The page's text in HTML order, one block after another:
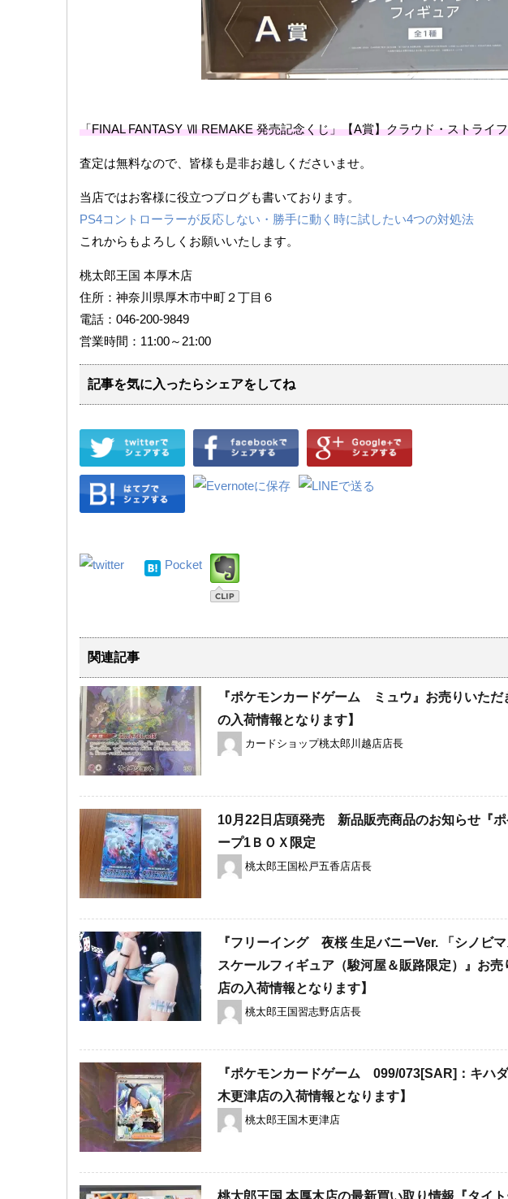
「FINAL FANTASY Ⅶ REMAKE 発売記念くじ」【A賞】クラウド・ストライ
査定は無料なので、皆様も是非お越しくださいませ。
当店ではお客様に役立つブログも書いております。
PS4コントローラーが反応しない・勝手に動く時に試したい4つの対処法
これからもよろしくお願いいたします。
桃太郎王国 本厚木店
住所：神奈川県厚木市中町２丁目６
電話：046-200-9849
営業時間：11:00～21:00
記事を気に入ったらシェアをしてね
Pocket
関連記事
『ポケモンカードゲーム ミュウ』お売りいた
の入荷情報となります】
カードショップ桃太郎川越店店長
10月22日店頭発売 新品販売商品のお知らせ『
ープ1ＢＯＸ限定
桃太郎王国松戸五香店店長
『フリーイング 夜桜 ​生足バニーVer. ​「シノビ
スケールフィギュア（​駿河屋＆販路限定）』お
店の入荷情報となります】
桃太郎王国習志野店店長
『ポケモンカードゲーム 099/073[SAR]：キハ
木更津店の入荷情報となります】
桃太郎王国木更津店
桃太郎王国 本厚木店の最新買い取り情報『タ